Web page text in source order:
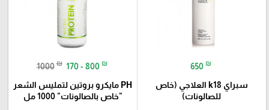
650 ₪
سبراي k18 العلاجي (خاص
للصالونات)
1000 ₪ 170 - 800 ₪
PH مايكرو بروتين لتمليس الشعر
"خاص بالصالونات" 1000 مل